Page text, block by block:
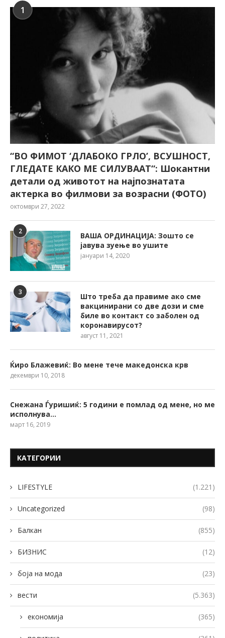
1
“ВО ФИМОТ ‘ДЛАБОКО ГРЛО’, ВСУШНОСТ,
ГЛЕДАТЕ КАКО МЕ СИЛУВААТ“: Шокантни
детали од животот на најпознатата
актерка во филмови за возрасни (ФОТО)
октомври 27, 2022
2
ВАША ОРДИНАЦИЈА: Зошто се
јавува зуење во ушите
јануари 14, 2020
3
Што треба да правиме ако сме
вакцинирани со две дози и сме
биле во контакт со заболен од
коронавирусот?
август 11, 2021
Ќиро Блажевиќ: Во мене тече македонска крв
декември 10, 2018
Снежана Ѓуришиќ: 5 години е помлад од мене, но ме
исполнува…
март 16, 2019
КАТЕГОРИИ
LIFESTYLE (1.221)
Uncategorized (98)
Балкан (855)
БИЗНИС (12)
боја на мода (23)
вести (5.363)
економија (365)